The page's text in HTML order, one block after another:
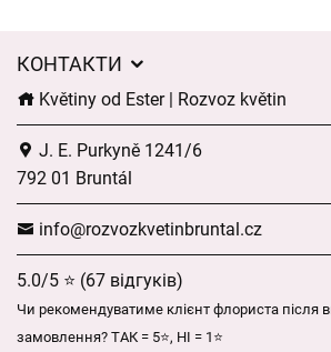
КОНТАКТИ
Květiny od Ester | Rozvoz květin
J. E. Purkyně 1241/6
792 01 Bruntál
info@rozvozkvetinbruntal.cz
5.0/5 ⭐ (67 відгуків)
Чи рекомендуватиме клієнт флориста після
замовлення? ТАК = 5⭐, НІ = 1⭐